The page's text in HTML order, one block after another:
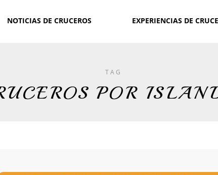
NOTICIAS DE CRUCEROS EXPERIENCIAS DE
TAG
POR